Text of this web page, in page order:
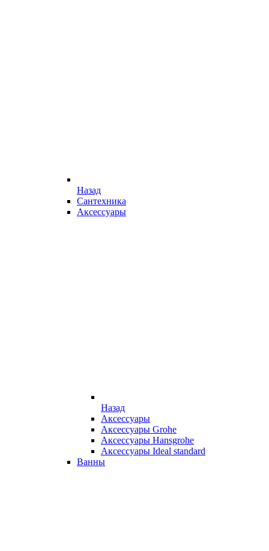
Назад
Сантехника
Аксессуары
Назад
Аксессуары
Аксессуары Grohe
Аксессуары Hansgrohe
Аксессуары Ideal standard
Ванны